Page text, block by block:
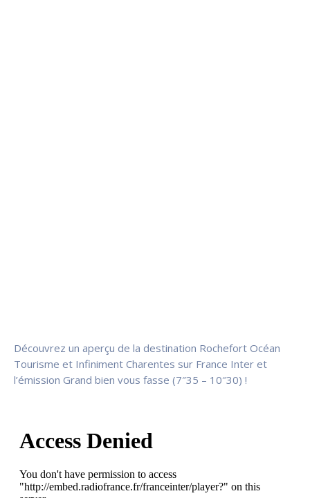
Découvrez un aperçu de la destination Rochefort Océan
Tourisme et Infiniment Charentes sur France Inter et
l’émission Grand bien vous fasse (7″35 – 10″30) !